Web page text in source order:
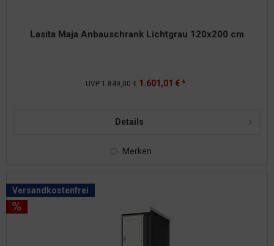
Lasita Maja Anbauschrank Lichtgrau 120x200 cm
UVP 1.849,00 € 1.601,01 € *
Details
Merken
Versandkostenfrei